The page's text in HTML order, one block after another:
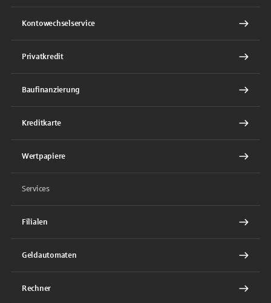
Kontowechselservice
Privatkredit
Baufinanzierung
Kreditkarte
Wertpapiere
Services
Filialen
Geldautomaten
Rechner